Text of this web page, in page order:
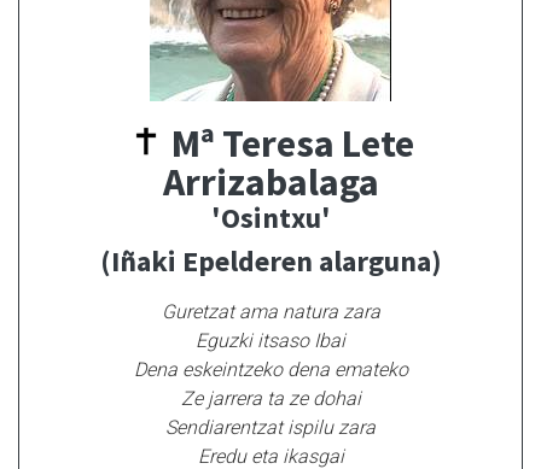
Mª Teresa Lete
Arrizabalaga
'Osintxu'
(Iñaki Epelderen alarguna)
Guretzat ama natura zara
Eguzki itsaso Ibai
Dena eskeintzeko dena emateko
Ze jarrera ta ze dohai
Sendiarentzat ispilu zara
Eredu eta ikasgai